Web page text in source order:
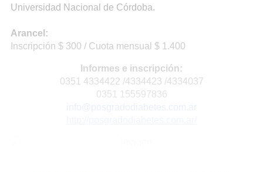
Universidad Nacional de Córdoba.
Arancel:
Inscripción $ 300 / Cuota mensual $ 1.400
Informes e inscripción:
0351 4334422 /4334423 /4334037
0351 155597836